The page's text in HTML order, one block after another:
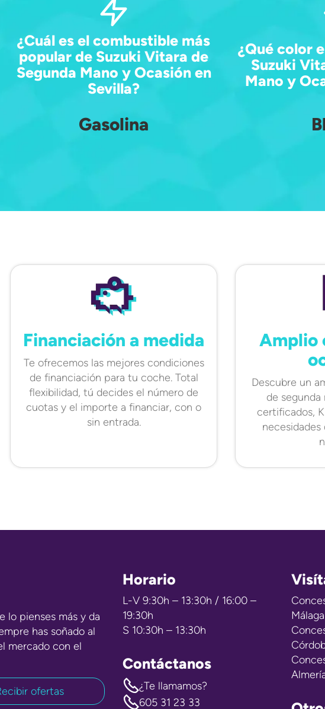
¿Cuál es el combustible más
popular de Suzuki Vitara de
Segunda Mano y Ocasión en
Sevilla?
Gasolina
¿Qué color
Suzuki
Mano y
Financiación a medida
Te ofrecemos las mejores condiciones
de financiación para tu coche. Total
flexibilidad, tú decides el número de
cuotas y el importe a financiar, con o
sin entrada.
Amplio
Descubre un
de segunda
certificados,
lo pienses más y da
has soñado al
mercado con el
Horario
L-V 9:30h – 13:30h / 16:00 –
19:30h
S 10:30h – 13:30h
Contáctanos
¿Te llamamos?
605 31 23 33
Málaga